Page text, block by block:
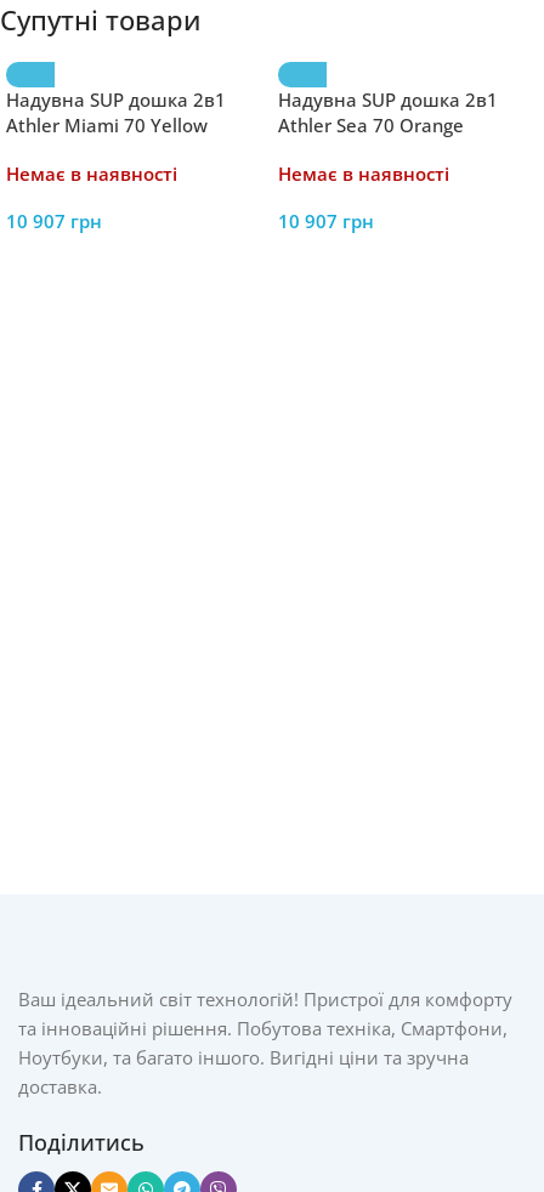
Супутні товари
Надувна SUP дошка 2в1
Athler Miami 70 Yellow
Немає в наявності
10 907 грн
Надувна SUP дошка 2в1
Athler Sea 70 Orange
Немає в наявності
10 907 грн
Ваш ідеальний світ технологій! Пристрої для комфорту
та інноваційні рішення. Побутова техніка, Смартфони,
Ноутбуки, та багато іншого. Вигідні ціни та зручна
доставка.
Поділитись